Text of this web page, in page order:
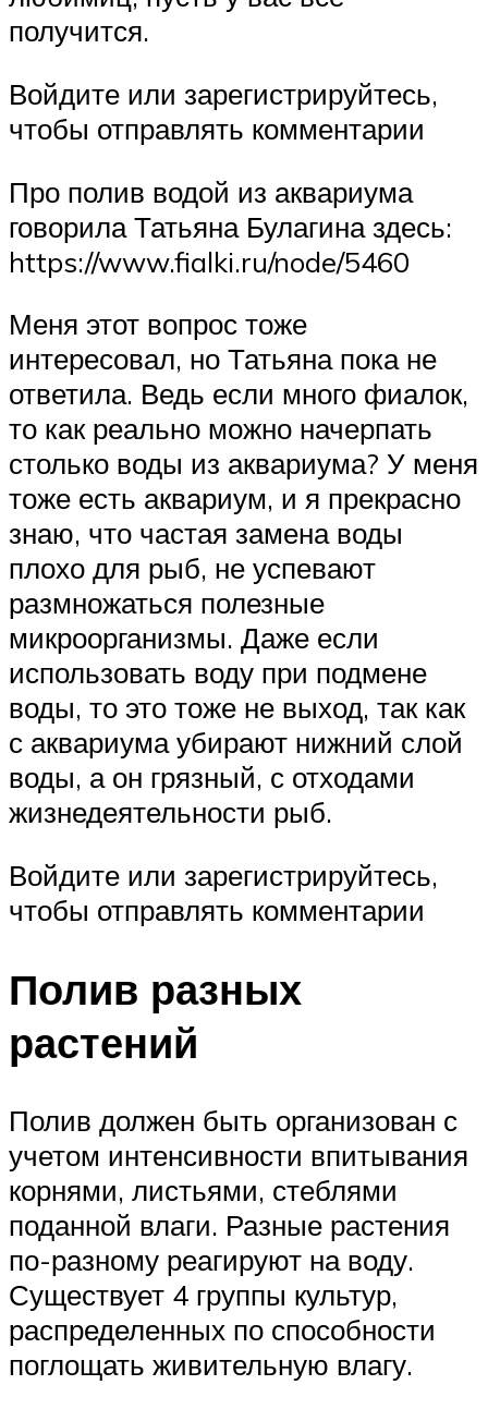
получится.
Войдите или зарегистрируйтесь,
чтобы отправлять комментарии
Про полив водой из аквариума
говорила Татьяна Булагина здесь:
https://www.fialki.ru/node/5460
Меня этот вопрос тоже
интересовал, но Татьяна пока не
ответила. Ведь если много фиалок,
то как реально можно начерпать
столько воды из аквариума? У меня
тоже есть аквариум, и я прекрасно
знаю, что частая замена воды
плохо для рыб, не успевают
размножаться полезные
микроорганизмы. Даже если
использовать воду при подмене
воды, то это тоже не выход, так как
с аквариума убирают нижний слой
воды, а он грязный, с отходами
жизнедеятельности рыб.
Войдите или зарегистрируйтесь,
чтобы отправлять комментарии
Полив разных
растений
Полив должен быть организован с
учетом интенсивности впитывания
корнями, листьями, стеблями
поданной влаги. Разные растения
по-разному реагируют на воду.
Существует 4 группы культур,
распределенных по способности
поглощать живительную влагу.